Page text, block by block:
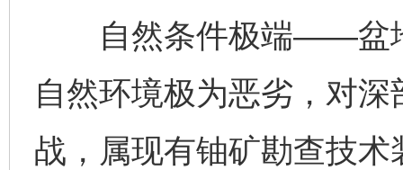
自然条件极端——盆地
自然环境极为恶劣，对
战，属现有铀矿勘查技术